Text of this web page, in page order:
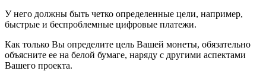
У него должны быть четко определенные цели, например,
быстрые и беспроблемные цифровые платежи.
Как только Вы определите цель Вашей монеты, обязательно
объясните ее на белой бумаге, наряду с другими аспектами
Вашего проекта.